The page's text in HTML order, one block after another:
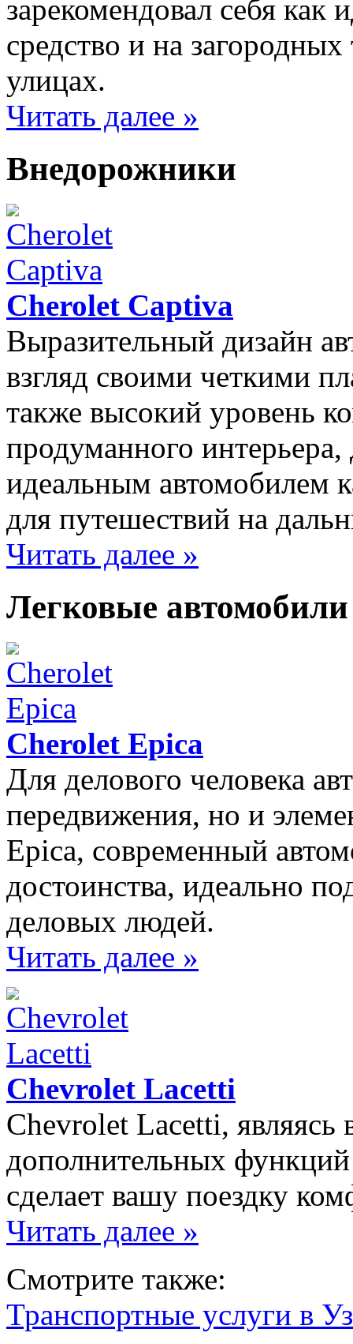
зарекомендовал себя как
средство и на
улицах.
Читать далее »
Внедорожники
Cherolet Captiva
Выразительный дизайн
взгляд своими четкими
также высокий уровень
продуманного
идеальным автомобилем
для путешествий на
Читать далее »
Легковые автомобили
Cherolet Epica
Для делового человека
передвижения, но и
Epica, современный
достоинства, идеально
деловых людей.
Читать далее »
Chevrolet Lacetti
Chevrolet Lacetti, являясь
дополнительных
сделает вашу поездку
Читать далее »
Смотрите также:
Транспортные услуги в